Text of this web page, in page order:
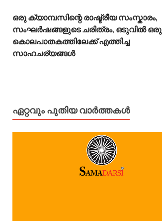
ഒരു ക്യാമ്പസിന്റെ രാഷ്ട്രീയ സംസ്കാരം,
സംഘർഷങ്ങളുടെ ചരിത്രം, ഒടുവിൽ ഒരു
കൊലപാതകത്തിലേക്ക് എത്തിച്ച
സാഹചര്യങ്ങൾ
ഏറ്റവും പുതിയ വാർത്തകൾ